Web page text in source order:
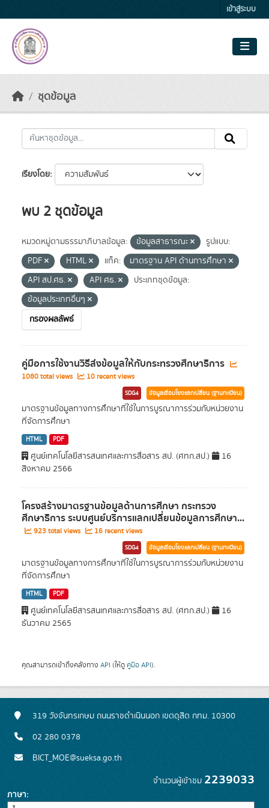
เข้าสู่ระบบ
ชุดข้อมูล
เรียงโดย
พบ 2 ชุดข้อมูล
หมวดหมู่ตามธรรมาภิบาลข้อมูล: ข้อมูลสาธารณะ
รูปแบบ:
PDF
HTML แท็ค:
มาตรฐาน API ด้านการศึกษา
API สป.ศธ.
API ศธ.
ประเภทชุดข้อมูล:
ข้อมูลประเภทอื่นๆ
กรองผลลัพธ์
คู่มือการใช้งานวิธีส่งข้อมูลให้กับกระทรวงศึกษาธิการ
1080 total views 10 recent views
SDG4 ข้อมูลเชื่อมโยงแลกเปลี่ยน (ฐานทะเบียน)
มาตรฐานข้อมูลทางการศึกษาที่ใช้ในการบูรณาการร่วมกับหน่วยงาน
ที่จัดการศึกษา
HTML PDF
ศูนย์เทคโนโลยีสารสนเทศและการสื่อสาร สป. (ศทก.สป.)
16
สิงหาคม 2566
โครงสร้างมาตรฐานข้อมูลด้านการศึกษา กระทรวง
ศึกษาธิการ ระบบศูนย์บริการแลกเปลี่ยนข้อมูลการศึกษา...
923 total views 16 recent views
SDG4 ข้อมูลเชื่อมโยงแลกเปลี่ยน (ฐานทะเบียน)
มาตรฐานข้อมูลทางการศึกษาที่ใช้ในการบูรณาการร่วมกับหน่วยงาน
ที่จัดการศึกษา
HTML PDF
ศูนย์เทคโนโลยีสารสนเทศและการสื่อสาร สป. (ศทก.สป.)
16
ธันวาคม 2565
คุณสามารถเข้าถึงคลังทาง API (ให้ดู คู่มือ API).
319 วังจันทรเกษม ถนนราชดำเนินนอก เขตดุสิต กทม. 10300
02 280 0378
BICT_MOE@sueksa.go.th
จำนวนผู้เข้าชม 2239033
ภาษา